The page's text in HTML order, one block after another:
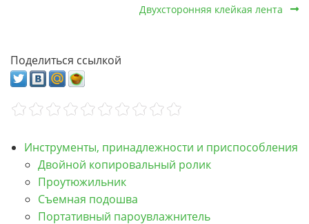
Двухсторонняя клейкая лента
Поделиться ссылкой
Инструменты, принадлежности и приспособления
Двойной копировальный ролик
Проутюжильник
Съемная подошва
Портативный пароувлажнитель